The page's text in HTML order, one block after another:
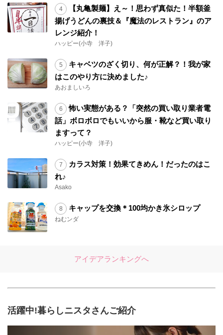
【丸亀製麺】え～！思わず真似た！半額釜
揚げうどんの裏技＆『魔法のレストラン』のア
レンジ紹介！
ハッピー(小寺 洋子)
キャベツのざく切り、何が正解？！我が家
はこのやり方に決めました♪
あおましいろ
怖い実態がある？「突然の買い取り業者電
話」ボロボロでもいいから服・靴など買い取り
ますって？
ハッピー(小寺 洋子)
カラス対策！効果てきめん！だったのはこ
れ♪
Asako
キャップを交換＊100均かき氷シロップ
ねむンダ
アイデアランキングへ
活躍中!暮らしニスタさんご紹介